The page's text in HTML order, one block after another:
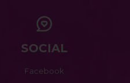
SOCIAL
Facebook